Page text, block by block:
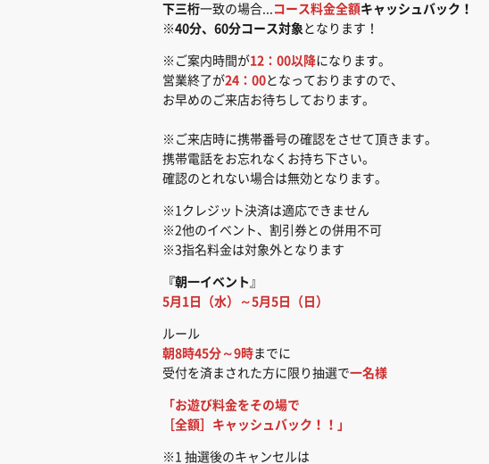
下三桁一致の場合... コース料金全額キャッシュバック！
※40分、60分コース対象 となります！
※ご案内時間が12：00以降になります。
営業終了が24：00となっておりますので、
お早めのご来店お待ちしております。
※ご来店時に携帯番号の確認をさせて頂きます。
携帯電話をお忘れなくお持ち下さい。
確認のとれない場合は無効となります。
※1クレジット決済は適応できません
※2他のイベント、割引券との併用不可
※3指名料金は対象外となります
『朝一イベント 』
5月1日（水）～5月5日（日）
ルール
朝8時45分～9時までに
受付を済まされた方に限り抽選で一名様
「お遊び料金をその場で
［全額］キャッシュバック！！」
※1 抽選後のキャンセルは